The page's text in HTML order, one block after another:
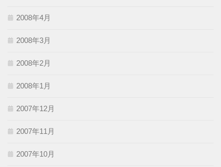
2008年4月
2008年3月
2008年2月
2008年1月
2007年12月
2007年11月
2007年10月